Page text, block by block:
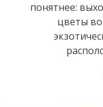
понятнее:
цветы